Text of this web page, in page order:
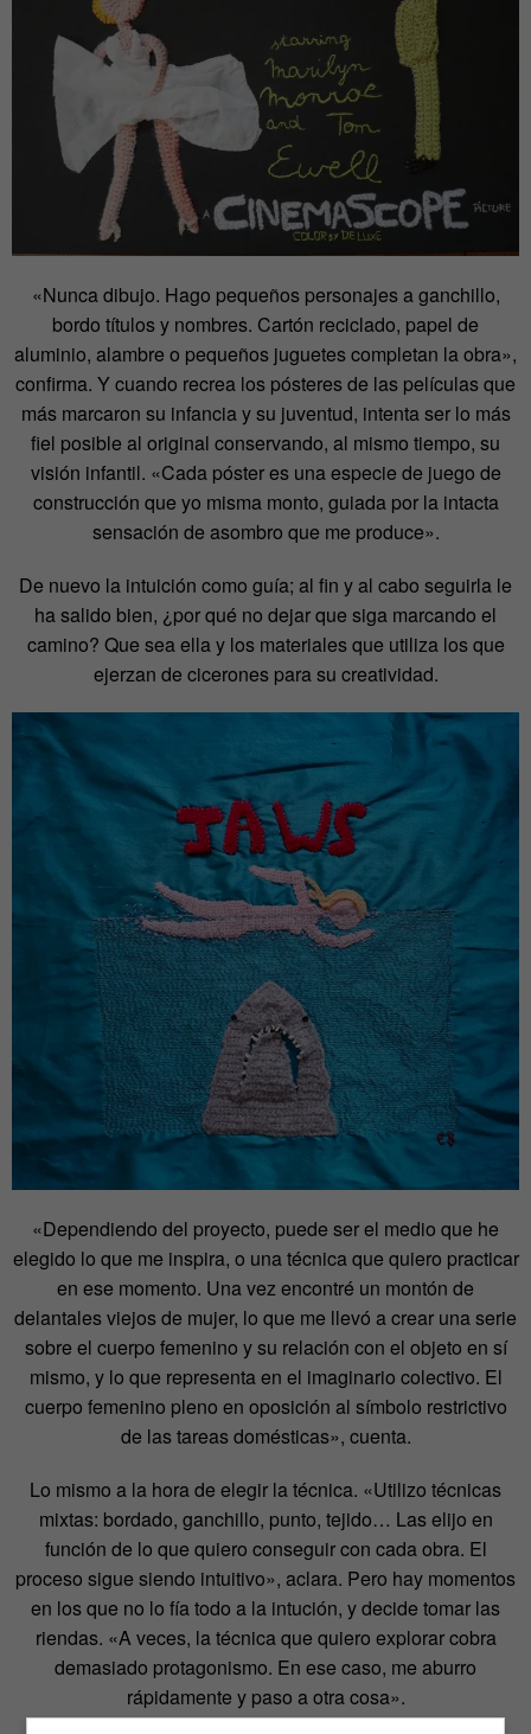
«Nunca dibujo. Hago pequeños personajes a ganchillo,
bordo títulos y nombres. Cartón reciclado, papel de
aluminio, alambre o pequeños juguetes completan la obra»,
confirma. Y cuando recrea los pósteres de las películas que
más marcaron su infancia y su juventud, intenta ser lo más
fiel posible al original conservando, al mismo tiempo, su
visión infantil. «Cada póster es una especie de juego de
construcción que yo misma monto, guiada por la intacta
sensación de asombro que me produce».
De nuevo la intuición como guía; al fin y al cabo seguirla le
ha salido bien, ¿por qué no dejar que siga marcando el
camino? Que sea ella y los materiales que utiliza los que
ejerzan de cicerones para su creatividad.
«Dependiendo del proyecto, puede ser el medio que he
elegido lo que me inspira, o una técnica que quiero practicar
en ese momento. Una vez encontré un montón de
delantales viejos de mujer, lo que me llevó a crear una serie
sobre el cuerpo femenino y su relación con el objeto en sí
mismo, y lo que representa en el imaginario colectivo. El
cuerpo femenino pleno en oposición al símbolo restrictivo
de las tareas domésticas», cuenta.
Lo mismo a la hora de elegir la técnica. «Utilizo técnicas
mixtas: bordado, ganchillo, punto, tejido… Las elijo en
función de lo que quiero conseguir con cada obra. El
proceso sigue siendo intuitivo», aclara. Pero hay momentos
en los que no lo fía todo a la intución, y decide tomar las
riendas. «A veces, la técnica que quiero explorar cobra
demasiado protagonismo. En ese caso, me aburro
rápidamente y paso a otra cosa».